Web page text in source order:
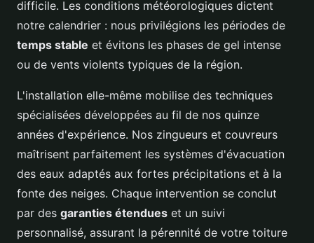
difficile. Les conditions météorologiques dictent
notre calendrier : nous privilégions les périodes de
temps stable et évitons les phases de gel intense
ou de vents violents typiques de la région.
L'installation elle-même mobilise des techniques
spécialisées développées au fil de nos quinze
années d'expérience. Nos zingueurs et couvreurs
maîtrisent parfaitement les systèmes d'évacuation
des eaux adaptés aux fortes précipitations et à la
fonte des neiges. Chaque intervention se conclut
par des garanties étendues et un suivi
personnalisé, assurant la pérennité de votre toiture